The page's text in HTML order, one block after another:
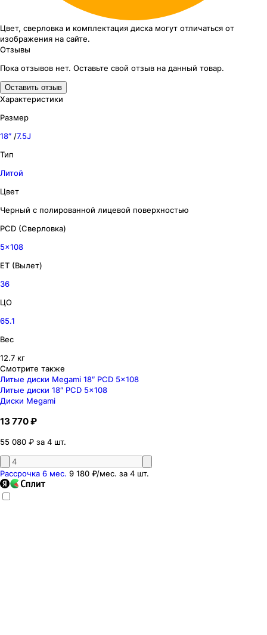
Цвет, сверловка и комплектация диска могут отличаться от
изображения на сайте.
Отзывы
Пока отзывов нет. Оставьте свой отзыв на данный товар.
Оставить отзыв
Характеристики
Размер
18″ /7.5J
Тип
Литой
Цвет
Черный с полированной лицевой поверхностью
PCD (Сверловка)
5x108
ET (Вылет)
36
ЦО
65.1
Вес
12.7 кг
Смотрите также
Литые диски Megami 18″ PCD 5x108
Литые диски 18″ PCD 5x108
Диски Megami
13 770 ₽
55 080 ₽ за 4 шт.
Рассрочка 6 мес. 9 180 ₽/мес. за 4 шт.